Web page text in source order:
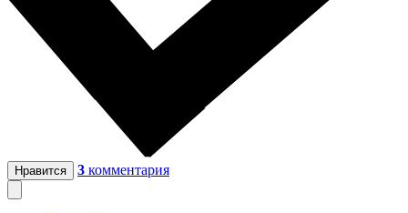
Нравится 3 комментария